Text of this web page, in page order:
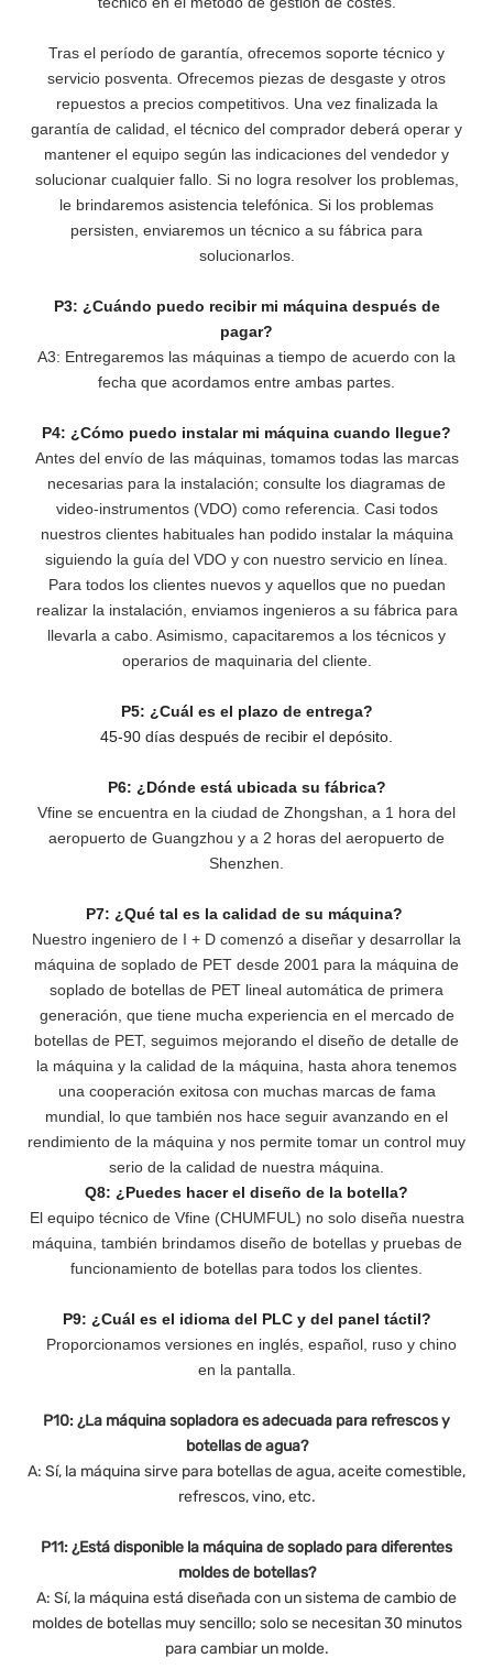
Tras el período de garantía, ofrecemos soporte técnico y
servicio posventa. Ofrecemos piezas de desgaste y otros
repuestos a precios competitivos. Una vez finalizada la
garantía de calidad, el técnico del comprador deberá operar y
mantener el equipo según las indicaciones del vendedor y
solucionar cualquier fallo. Si no logra resolver los problemas,
le brindaremos asistencia telefónica. Si los problemas
persisten, enviaremos un técnico a su fábrica para
solucionarlos.
P3: ¿Cuándo puedo recibir mi máquina después de
pagar?
A3: Entregaremos las máquinas a tiempo de acuerdo con la
fecha que acordamos entre ambas partes.
P4: ¿Cómo puedo instalar mi máquina cuando llegue?
Antes del envío de las máquinas, tomamos todas las marcas
necesarias para la instalación; consulte los diagramas de
video-instrumentos (VDO) como referencia. Casi todos
nuestros clientes habituales han podido instalar la máquina
siguiendo la guía del VDO y con nuestro servicio en línea.
Para todos los clientes nuevos y aquellos que no puedan
realizar la instalación, enviamos ingenieros a su fábrica para
llevarla a cabo. Asimismo, capacitaremos a los técnicos y
operarios de maquinaria del cliente.
P5: ¿Cuál es el plazo de entrega?
45-90 días después de recibir el depósito.
P6: ¿Dónde está ubicada su fábrica?
Vfine se encuentra en la ciudad de Zhongshan, a 1 hora del
aeropuerto de Guangzhou y a 2 horas del aeropuerto de
Shenzhen.
P7: ¿Qué tal es la calidad de su máquina?
Nuestro ingeniero de I + D comenzó a diseñar y desarrollar la
máquina de soplado de PET desde 2001 para la máquina de
soplado de botellas de PET lineal automática de primera
generación, que tiene mucha experiencia en el mercado de
botellas de PET, seguimos mejorando el diseño de detalle de
la máquina y la calidad de la máquina, hasta ahora tenemos
una cooperación exitosa con muchas marcas de fama
mundial, lo que también nos hace seguir avanzando en el
rendimiento de la máquina y nos permite tomar un control muy
serio de la calidad de nuestra máquina.
Q8: ¿Puedes hacer el diseño de la botella?
El equipo técnico de Vfine (CHUMFUL) no solo diseña nuestra
máquina, también brindamos diseño de botellas y pruebas de
funcionamiento de botellas para todos los clientes.
P9: ¿Cuál es el idioma del PLC y del panel táctil?
Proporcionamos versiones en inglés, español, ruso y chino
en la pantalla.
P10: ¿La máquina sopladora es adecuada para refrescos y
botellas de agua?
A: Sí, la máquina sirve para botellas de agua, aceite comestible,
refrescos, vino, etc.
P11: ¿Está disponible la máquina de soplado para diferentes
moldes de botellas?
A: Sí, la máquina está diseñada con un sistema de cambio de
moldes de botellas muy sencillo; solo se necesitan 30 minutos
para cambiar un molde.